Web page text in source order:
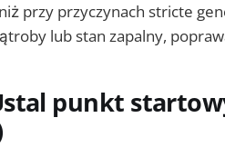
przy przyczynach stricte
lub stan zapalny,
punkt